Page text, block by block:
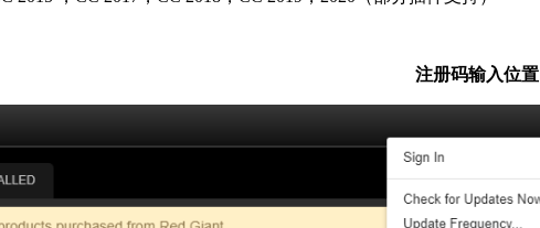
注册码输入位置